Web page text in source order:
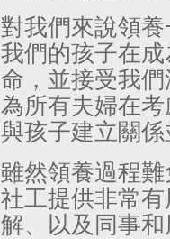
對我們來說領
我們的孩子在
命，並接受我
為所有夫婦在
與孩子建立關
雖然領養過程
社工提供非常
解、以及同事